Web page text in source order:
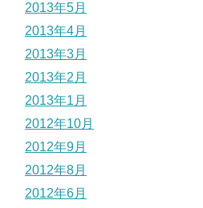
2013年5月
2013年4月
2013年3月
2013年2月
2013年1月
2012年10月
2012年9月
2012年8月
2012年6月